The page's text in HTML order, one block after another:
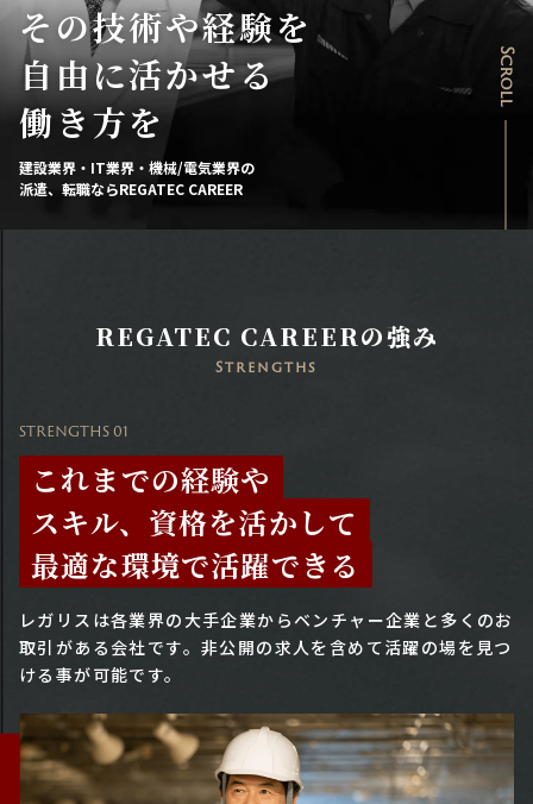
Scroll
その技術や経験を
自由に活かせる
働き方を
建設業界・IT業界・機械/電気業界の
派遣、転職ならREGATEC CAREER
REGATEC CAREERの強み
Strengths
STRENGTHS 01
これまでの経験や
スキル、資格を活かして
最適な環境で活躍できる
レガリスは各業界の大手企業からベンチャー企業と多くのお
取引がある会社です。 非公開の求人を含めて活躍の場を見つ
ける事が可能です。